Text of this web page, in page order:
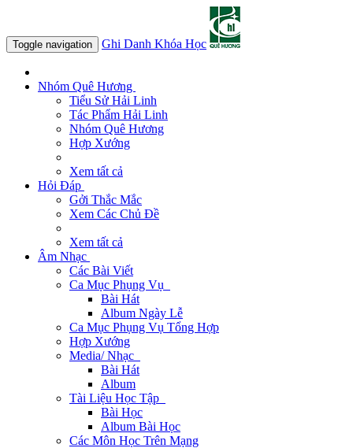
Toggle navigation Ghi Danh Khóa Học
Nhóm Quê Hương
Tiểu Sử Hải Linh
Tác Phẩm Hải Linh
Nhóm Quê Hương
Hợp Xướng
Xem tất cả
Hỏi Đáp
Gởi Thắc Mắc
Xem Các Chủ Đề
Xem tất cả
Âm Nhạc
Các Bài Viết
Ca Mục Phụng Vụ
Bài Hát
Album Ngày Lễ
Ca Mục Phụng Vụ Tổng Hợp
Hợp Xướng
Media/ Nhạc
Bài Hát
Album
Tài Liệu Học Tập
Bài Học
Album Bài Học
Các Môn Học Trên Mạng